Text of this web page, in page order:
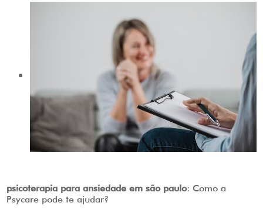
psicoterapia para ansiedade em são paulo: Como a
Psycare pode te ajudar?